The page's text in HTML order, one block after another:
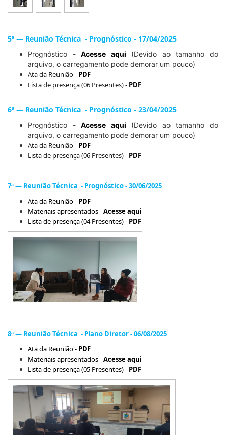
5ª — Reunião Técnica - Prognóstico - 17/04/2025
Prognóstico -Acesse aqui
(Devido ao tamanho do
arquivo, o carregamento pode demorar um pouco)
Ata da Reunião - PDF
Lista de presença (06 Presentes) - PDF
6ª — Reunião Técnica - Prognóstico - 23/04/2025
Prognóstico -Acesse aqui
(Devido ao tamanho do
arquivo, o carregamento pode demorar um pouco)
Ata da Reunião - PDF
Lista de presença (06 Presentes) - PDF
7ª — Reunião Técnica - Prognóstico - 30/06/2025
Ata da Reunião - PDF
Materiais apresentados -Acesse aqui
Lista de presença (04 Presentes) - PDF
8ª — Reunião Técnica - Plano Diretor - 06/08/2025
Ata da Reunião - PDF
Materiais apresentados -Acesse aqui
Lista de presença (05 Presentes) - PDF